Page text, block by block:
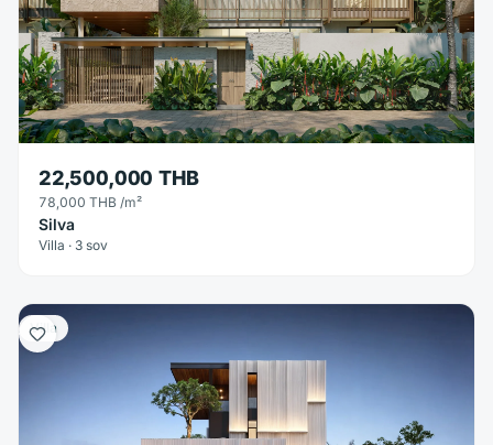
22,500,000 THB
78,000 THB /m²
Silva
Villa · 3 sov
Villa